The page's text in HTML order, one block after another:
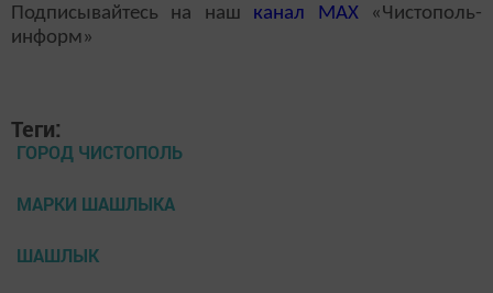
Подписывайтесь на наш канал MAX«Чистополь-
информ»
Теги:
ГОРОД ЧИСТОПОЛЬ
МАРКИ ШАШЛЫКА
ШАШЛЫК